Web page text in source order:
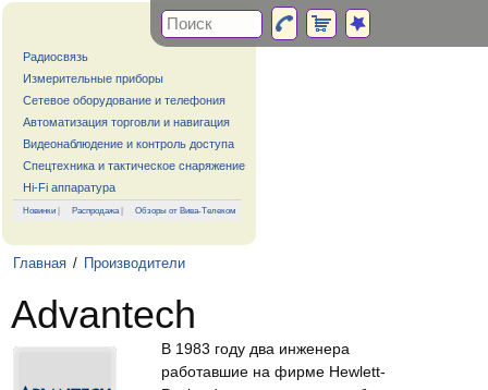
Радиосвязь
Измерительные приборы
Сетевое оборудование и телефония
Автоматизация торговли и навигация
Видеонаблюдение и контроль доступа
Спецтехника и тактическое снаряжение
Hi-Fi аппаратура
Новинки | Распродажа| Обзоры от Вива-Телеком
Главная / Производители
Advantech
В 1983 году два инженера
работавшие на фирме Hewlett-